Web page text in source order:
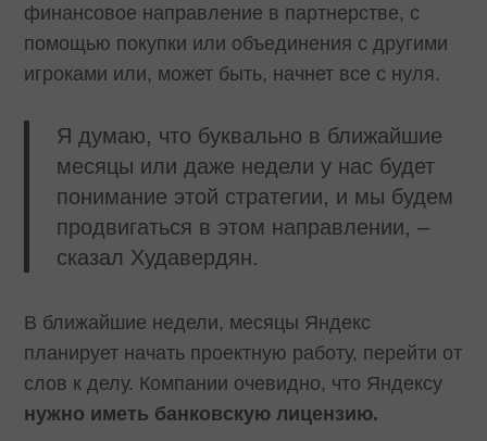
финансовое направление в партнерстве, с
помощью покупки или объединения с другими
игроками или, может быть, начнет все с нуля.
Я думаю, что буквально в ближайшие
месяцы или даже недели у нас будет
понимание этой стратегии, и мы будем
продвигаться в этом направлении, –
сказал Худавердян.
В ближайшие недели, месяцы Яндекс
планирует начать проектную работу, перейти от
слов к делу. Компании очевидно, что Яндексу
нужно иметь банковскую лицензию.